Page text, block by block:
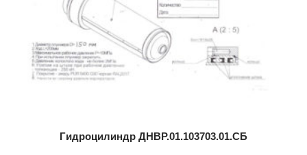
Гидроцилиндр ДНВР.01.103703.01.СБ